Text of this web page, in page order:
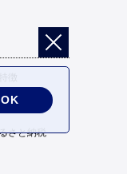
徴
さと納税
OK